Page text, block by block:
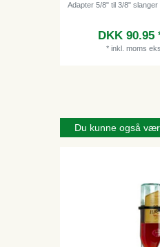
Adapter 5/8" til 3/8"
DKK 90.95
* inkl. moms
Du kunne også